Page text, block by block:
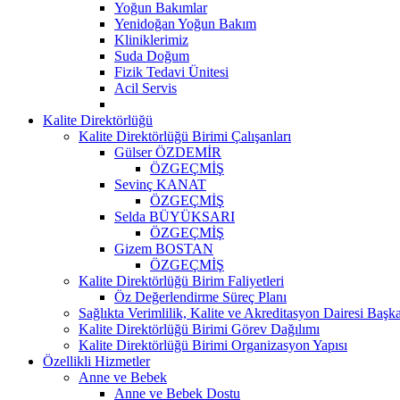
Yoğun Bakımlar
Yenidoğan Yoğun Bakım
Kliniklerimiz
Suda Doğum
Fizik Tedavi Ünitesi
Acil Servis
Kalite Direktörlüğü
Kalite Direktörlüğü Birimi Çalışanları
Gülser ÖZDEMİR
ÖZGEÇMİŞ
Sevinç KANAT
ÖZGEÇMİŞ
Selda BÜYÜKSARI
ÖZGEÇMİŞ
Gizem BOSTAN
ÖZGEÇMİŞ
Kalite Direktörlüğü Birim Faliyetleri
Öz Değerlendirme Süreç Planı
Sağlıkta Verimlilik, Kalite ve Akreditasyon Dairesi
Kalite Direktörlüğü Birimi Görev Dağılımı
Kalite Direktörlüğü Birimi Organizasyon Yapısı
Özellikli Hizmetler
Anne ve Bebek
Anne ve Bebek Dostu